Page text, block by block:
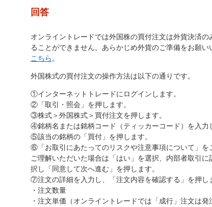
回答
オンライントレードでは外国株の買付注文は外貨決済
ることができません。あらかじめ外貨のご準備をお願
こちら 。
外国株式の買付注文の操作方法は以下の通りです。
①インターネットトレードにログインします。
②「取引・照会」を押します。
③株式＞外国株式＞買付注文を押します。
④銘柄名または銘柄コード（ティッカーコード）を入力
⑤該当の銘柄の「買付」を押します。
⑥「お取引にあたってのリスクや注意事項について」を
ご理解いただいた場合は「はい」を選択、内部者取引
択し「同意して次へ進む」を押します。
⑦注文の詳細を入力し、「注文内容を確認する」を押し
・注文数量
・注文単価（オンライントレードでは「成行」注文は発